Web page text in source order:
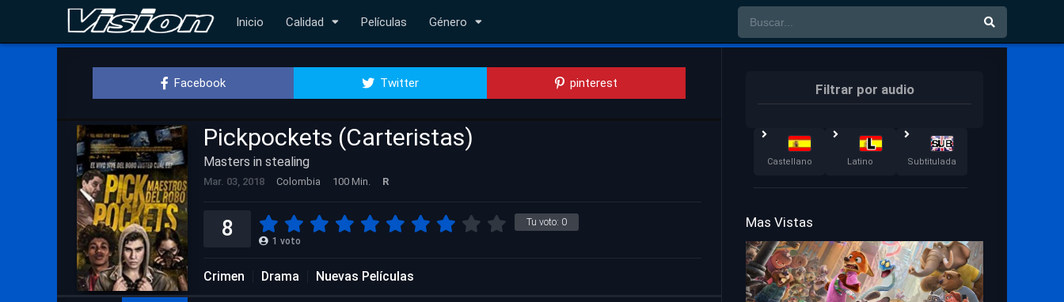
Inicio Calidad Películas Género
Facebook Twitter pinterest
Pickpockets (Carteristas)
Masters in stealing
Mar. 03, 2018 Colombia 100 Min. R
Tu voto: 0
8 1 voto
Crimen Drama Nuevas Películas
Filtrar por audio
Castellano Latino Subtitulada
Mas Vistas